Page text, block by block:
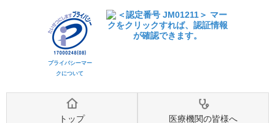
プライバシーマー
クについて
トップ 医療機関の皆様へ